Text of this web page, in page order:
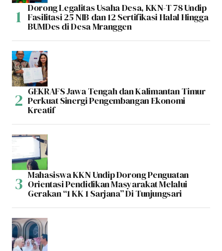
Dorong Legalitas Usaha Desa, KKN-T 78 Undip
Fasilitasi 25 NIB dan 12 Sertifikasi Halal Hingga
BUMDes di Desa Mranggen
GEKRAFS Jawa Tengah dan Kalimantan Timur
Perkuat Sinergi Pengembangan Ekonomi
Kreatif
Mahasiswa KKN Undip Dorong Penguatan
Orientasi Pendidikan Masyarakat Melalui
Gerakan “1 KK 1 Sarjana” Di Tunjungsari